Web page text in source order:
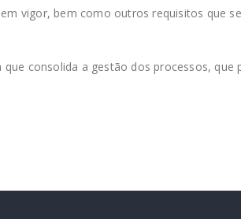
vigor, bem como outros requisitos que
consolida a gestão dos processos,